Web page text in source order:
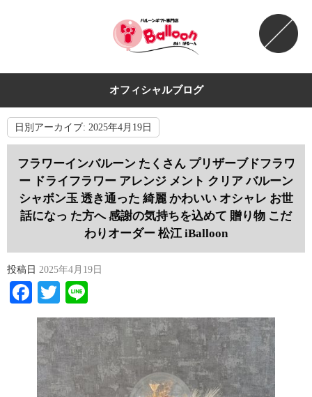
オフィシャルブログ
日別アーカイブ: 2025年4月19日
フラワーインバルーン たくさん プリザーブドフラワ
ー ドライフラワー アレンジ メント クリア バルーン
シャボン玉 透き通った 綺麗 かわいい オシャレ お世
話になっ た方へ 感謝の気持ちを込めて 贈り物 こだ
わりオーダー 松江 iBalloon
投稿日 2025年4月19日
Facebook
Twitter